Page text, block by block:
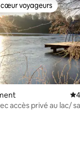
cœur voyageurs
voyageurs
accès privé au lac/